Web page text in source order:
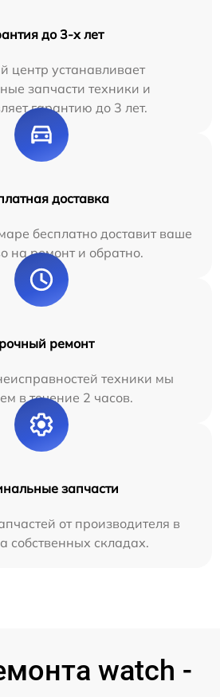
до 3-х лет
центр устанавливает
запчасти техники и
гарантию до 3 лет.
доставка
бесплатно доставит ваше
на ремонт и обратно.
ремонт
техники мы
в течение 2 часов.
запчасти
от производителя в
собственных складах.
watch -